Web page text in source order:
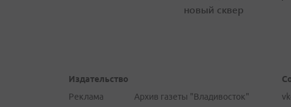
новый сквер
Издательство
Реклама
Архив газеты "Владивосток"